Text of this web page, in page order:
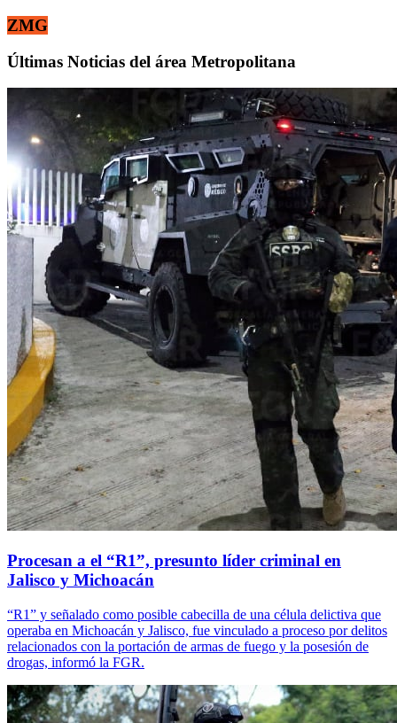
ZMG
Últimas Noticias del área Metropolitana
Procesan a el “R1”, presunto líder criminal en
Jalisco y Michoacán
“R1” y señalado como posible cabecilla de una célula delictiva que
operaba en Michoacán y Jalisco, fue vinculado a proceso por delitos
relacionados con la portación de armas de fuego y la posesión de
drogas, informó la FGR.